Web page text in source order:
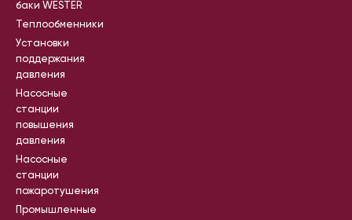
баки WESTER
Теплообменники
Установки
поддержания
давления
Насосные
станции
повышения
давления
Насосные
станции
пожаротушения
Промышленные